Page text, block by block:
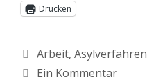
Drucken
Arbeit, Asylverfahren
Ein Kommentar